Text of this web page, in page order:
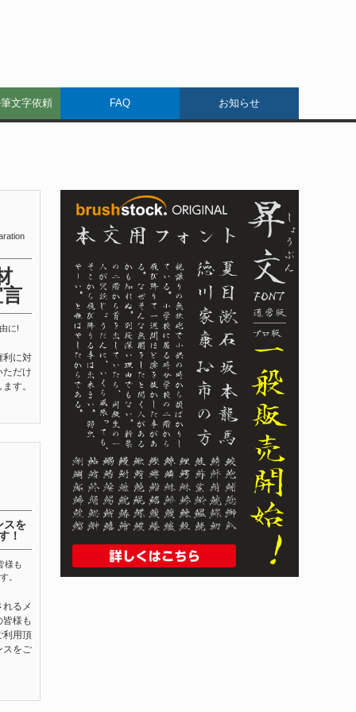
文字依頼 FAQ お知らせ
に!
利に対
ただけ
す。
スを
！
様も
。
るメ
様も
利用頂
スをご